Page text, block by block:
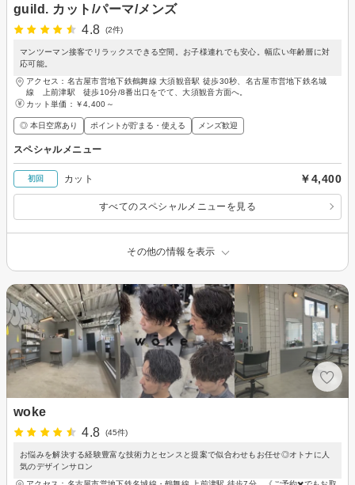
guild. カット/パーマ/メンズ
4.8
(2件)
マンツーマン接客でリラックスできる空間。お子様連れでも安心。幅広い年齢層に対
応可能。
アクセス：名古屋市営地下鉄鶴舞線 大須観音駅 徒歩30秒、名古屋市営地下鉄名城
線 上前津駅 徒歩10分/8番出口をでて、大須観音方面へ。
カット単価： ￥4,400～
◎ 本日空席あり ポイントが貯まる・使える メンズ歓迎
スペシャルメニュー
初回 カット ￥4,400
すべてのスペシャルメニューを見る
その他の情報を表示
woke
4.8
(45件)
お悩みを解決する経験豊富な技術力とセンスと提案で似合わせもお任せ◎オトナに人
気のデザインサロン